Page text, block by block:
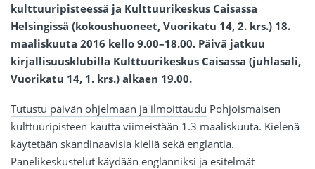
kulttuuripisteessä ja Kulttuurikeskus Caisassa
Helsingissä (kokoushuoneet, Vuorikatu 14, 2. krs.) 18.
maaliskuuta 2016 kello 9.00–18.00. Päivä jatkuu
kirjallisuusklubilla Kulttuurikeskus Caisassa (juhlasali,
Vuorikatu 14, 1. krs.) alkaen 19.00.
Tutustu päivän ohjelmaan ja ilmoittaudu Pohjoismaisen
kulttuuripisteen kautta viimeistään 1.3 maaliskuuta. Kielenä
käytetään skandinaavisia kieliä sekä englantia.
Panelikeskustelut käydään englanniksi ja esitelmät